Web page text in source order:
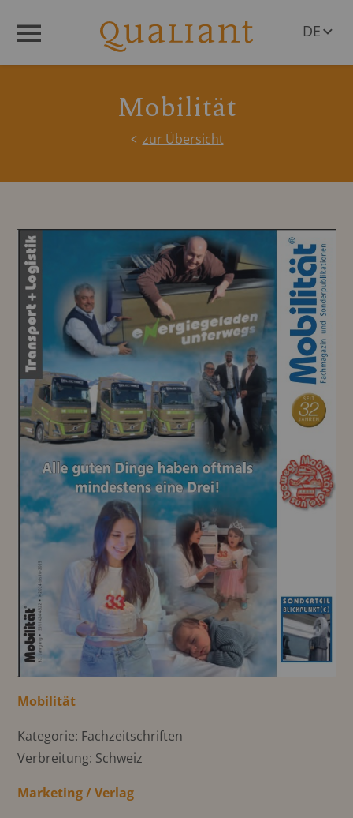
DE
Mobilität
zur Übersicht
Mobilität
Kategorie: Fachzeitschriften
Verbreitung: Schweiz
Marketing / Verlag